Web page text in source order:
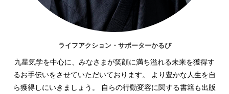
ライフアクション・サポーターかるび
九星気学を中心に、みなさまが笑顔に満ち溢れる未来を獲得す
るお手伝いをさせていただいております。 より豊かな人生を自
ら獲得しにいきましょう。 自らの行動変容に関する書籍も出版